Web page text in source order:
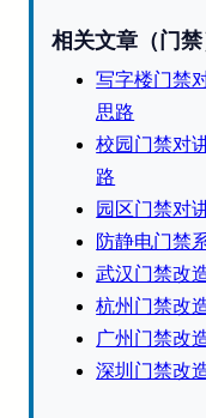
相关文章（门禁
写字楼门禁
思路
校园门禁对
路
园区门禁对
防静电门禁
武汉门禁改
杭州门禁改
广州门禁改
深圳门禁改